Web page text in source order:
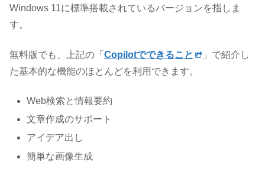
Windows 11に標準搭載されているバージョンを指しま
す。
無料版でも、上記の「 Copilotでできること
」で紹介し
た基本的な機能のほとんどを利用できます。
Web検索と情報要約
文章作成のサポート
アイデア出し
簡単な画像生成